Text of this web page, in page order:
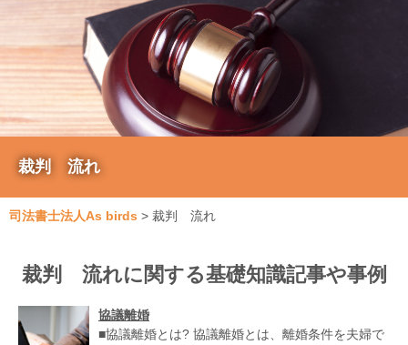
裁判 流れ
司法書士法人As birds > 裁判 流れ
裁判 流れに関する基礎知識記事や事例
協議離婚
■協議離婚とは? 協議離婚とは、離婚条件を夫婦で